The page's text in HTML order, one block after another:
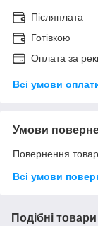
Післяплата
Готівкою
Оплата за
Всі умови
Умови
Повернення
Всі умови
Подібні